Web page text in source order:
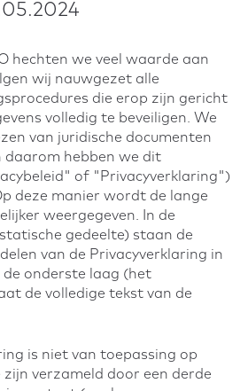
hechten we veel waarde aan
wij nauwgezet alle
die erop zijn gericht
volledig te beveiligen. We
van juridische documenten
daarom hebben we dit
of "Privacyverklaring")
deze manier wordt de lange
weergegeven. In de
gedeelte) staan de
van de Privacyverklaring in
de onderste laag (het
de volledige tekst van de
is niet van toepassing op
zijn verzameld door een derde